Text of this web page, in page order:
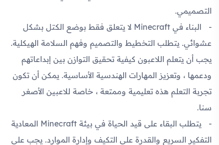
التصميمي.
البناء في Minecraft لا يتعلق فقط بوضع الكتل بشكل
عشوائي. يتطلب التخطيط والتصميم وفهم السلامة الهيكلية.
يجب أن يتعلم اللاعبون كيفية تحقيق التوازن بين إبداعاتهم
ودعمها ، وتعزيز المهارات الهندسية الأساسية. يمكن أن تكون
تجربة التعلم هذه تعليمية وممتعة ، خاصة للاعبين الأصغر
سنا.
يتطلب البقاء على قيد الحياة في بيئة Minecraft المعادية
التفكير السريع والقدرة على التكيف وإدارة الموارد. يجب على